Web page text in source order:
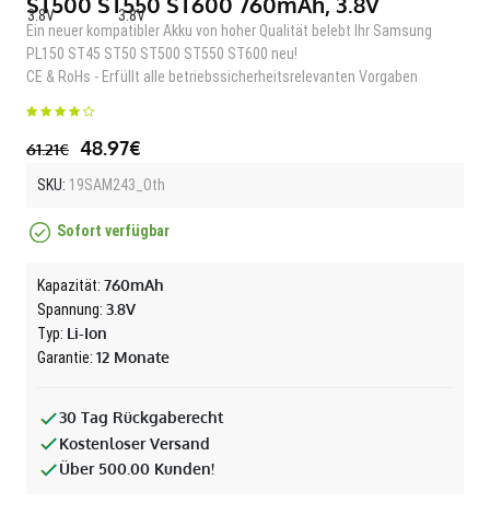
Ein neuer kompatibler Akku von hoher Qualität belebt Ihr Samsung
PL150 ST45 ST50 ST500 ST550 ST600 neu!
CE & RoHs - Erfüllt alle betriebssicherheitsrelevanten Vorgaben
61.21€ 48.97€
SKU: 19SAM243_Oth
Sofort verfügbar
Kapazität: 760mAh
Spannung: 3.8V
Typ: Li-Ion
Garantie: 12 Monate
30 Tag Rückgaberecht
Kostenloser Versand
Über 500.00 Kunden!